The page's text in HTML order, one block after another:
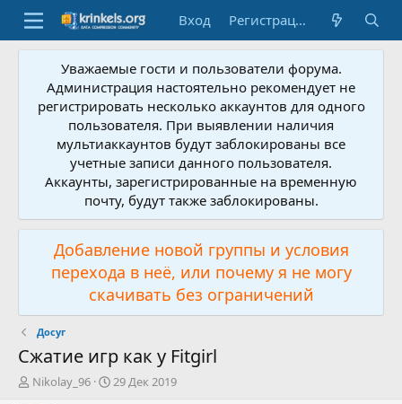
Вход Регистрация
Уважаемые гости и пользователи форума.
Администрация настоятельно рекомендует не
регистрировать несколько аккаунтов для одного
пользователя. При выявлении наличия
мультиаккаунтов будут заблокированы все
учетные записи данного пользователя.
Аккаунты, зарегистрированные на временную
почту, будут также заблокированы.
Добавление новой группы и условия
перехода в неё, или почему я не могу
скачивать без ограничений
Досуг
Сжатие игр как у Fitgirl
А
Nikolay_96
Д
29 Дек 2019